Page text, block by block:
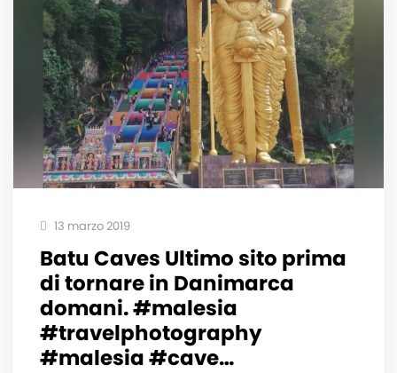
13 marzo 2019
Batu Caves Ultimo sito prima
di tornare in Danimarca
domani. #malesia
#travelphotography
#malesia #cave…